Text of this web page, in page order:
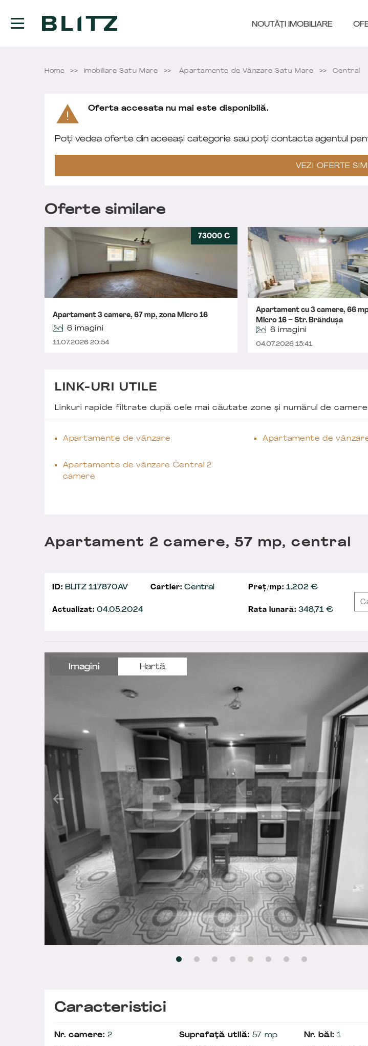
NOUTĂȚI IMOBILIARE
Home Imobiliare Satu Mare Apartamente de Vânzare Satu Mare Central
Oferta accesata nu mai este disponibilă.
Poți vedea oferte din aceeași categorie sau poți contacta agentul
VEZI OFERTE
Oferte similare
73000 €
Apartament 3 camere, 67 mp, zona Micro 16
6 imagini
11.07.2026 20:54
Apartament cu 3 camere, 66
Micro 16 – Str. Brândușa
6 imagini
04.07.2026 15:41
LINK-URI UTILE
Linkuri rapide filtrate după cele mai căutate zone și numărul de camere
Apartamente de vânzare Apartamente de
Apartamente de vânzare Central 2
camere
Imagini Hartă
Apartament 2 camere, 57 mp, central
ID: BLITZ 117870AV Cartier: Central Preț/mp: 1.202 €
Actualizat: 04.05.2024 Rata lunară:348,71 €
Caracteristici
Nr. camere: 2 Suprafață utilă: 57 mp Nr. băi: 1